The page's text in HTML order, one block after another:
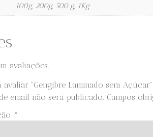
100g, 200g, 500 g, 1Kg
avaliações.
“Gengibre Laminado sem Açúcar”
email não será publicado. Campos
*